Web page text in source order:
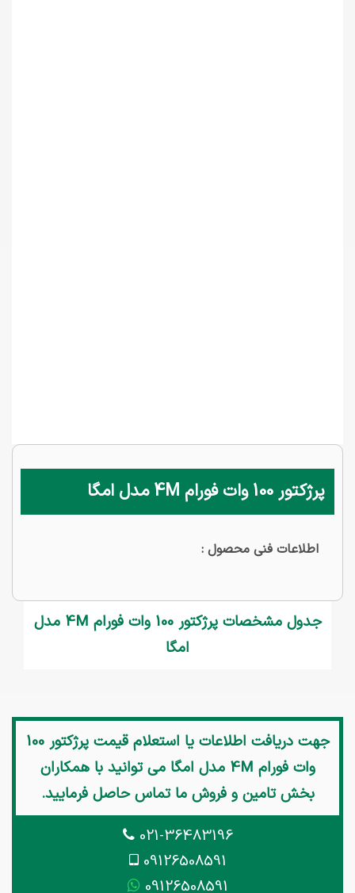
پرژکتور 100 وات فورام 4M مدل امگا
اطلاعات فنی محصول :
جدول مشخصات پرژکتور 100 وات فورام 4M مدل
امگا
جهت دریافت اطلاعات یا استعلام قیمت
پرژکتور 100
وات فورام 4M مدل امگا
می توانید با همکاران
بخش تامین و فروش ما تماس حاصل فرمایید.
021-36483196
09126508591
09126508591